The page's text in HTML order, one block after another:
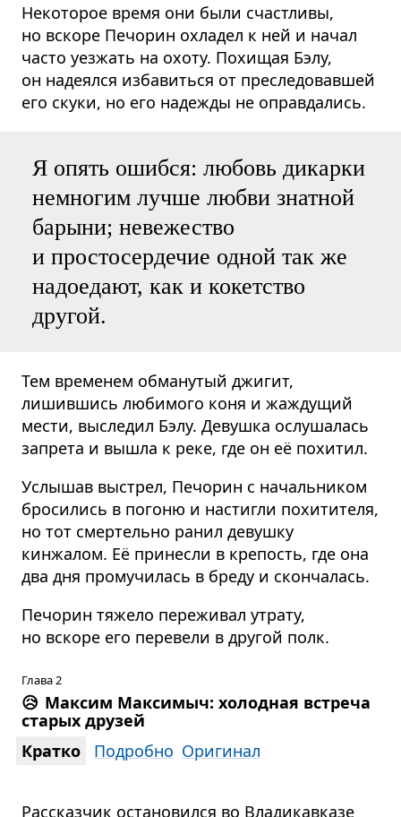
Некоторое время они были счастливы,
но вскоре Печорин охладел к ней и начал
часто уезжать на охоту. Похищая Бэлу,
он надеялся избавиться от преследовавшей
его скуки, но его надежды не оправдались.
Я опять ошибся: любовь дикарки
немногим лучше любви знатной
барыни; невежество
и простосердечие одной так же
надоедают, как и кокетство
другой.
Тем временем обманутый джигит,
лишившись любимого коня и жаждущий
мести, выследил Бэлу. Девушка ослушалась
запрета и вышла к реке, где он её похитил.
Услышав выстрел, Печорин с начальником
бросились в погоню и настигли похитителя,
но тот смертельно ранил девушку
кинжалом. Её принесли в крепость, где она
два дня промучилась в бреду и скончалась.
Печорин тяжело переживал утрату,
но вскоре его перевели в другой полк.
Глава 2
😥 Максим Максимыч: холодная встреча
старых друзей
Кратко
Подробно Оригинал
Рассказчик остановился во Владикавказе